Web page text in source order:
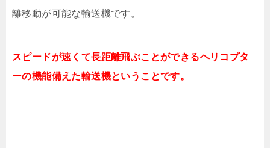
離移動が可能な輸送機です。
スピードが速くて長距離飛ぶことができるヘリコプタ
ーの機能備えた輸送機ということです。